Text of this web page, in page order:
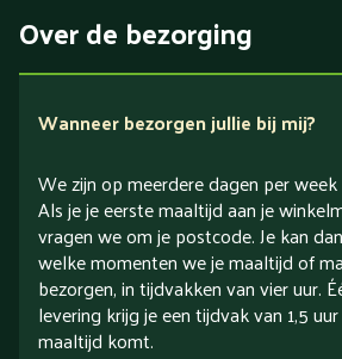
Verlaagd in koolhydraten
Verlaagd in zout
Over de bezorging
Wanneer bezorgen jullie bij mij?
We zijn op meerdere dagen per
Als je je eerste maaltijd aan je
vragen we om je postcode. Je kan
welke momenten we je maaltijd of
bezorgen, in tijdvakken van vier uur.
levering krijg je een tijdvak van 1,5
maaltijd komt.